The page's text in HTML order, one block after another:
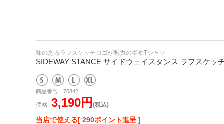
味のあるラフスケッチロゴが魅力の半袖Tシャツ
SIDEWAY STANCE サイドウェイスタンス ラフスケッ
商品番号 70842
価格 3,190円 (税込)
当店で使える[ 290ポイント進呈 ]